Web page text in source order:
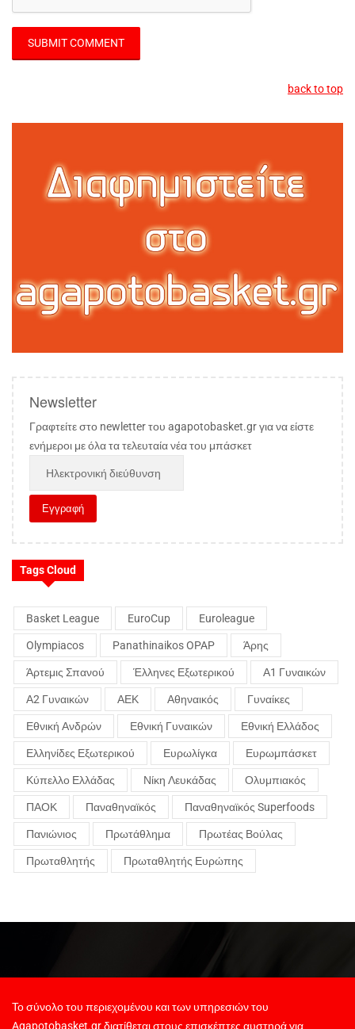
back to top
Newsletter
Γραφτείτε στο newletter του agapotobasket.gr για να είστε
ενήμεροι με όλα τα τελευταία νέα του μπάσκετ
Tags Cloud
Basket League EuroCup Euroleague
Olympiacos Panathinaikos OPAP Άρης
Άρτεμις Σπανού Έλληνες Εξωτερικού Α1 Γυναικών
Α2 Γυναικών ΑΕΚ Αθηναικός Γυναίκες
Εθνική Ανδρών Εθνική Γυναικών Εθνική Ελλάδος
Ελληνίδες Εξωτερικού Ευρωλίγκα Ευρωμπάσκετ
Κύπελλο Ελλάδας Νίκη Λευκάδας Ολυμπιακός
ΠΑΟΚ Παναθηναϊκός Παναθηναϊκός Superfoods
Πανιώνιος Πρωτάθλημα Πρωτέας Βούλας
Πρωταθλητής Πρωταθλητής Ευρώπης
Το σύνολο του περιεχομένου και των υπηρεσιών του
Agapotobasket.gr διατίθεται στους επισκέπτες αυστηρά για